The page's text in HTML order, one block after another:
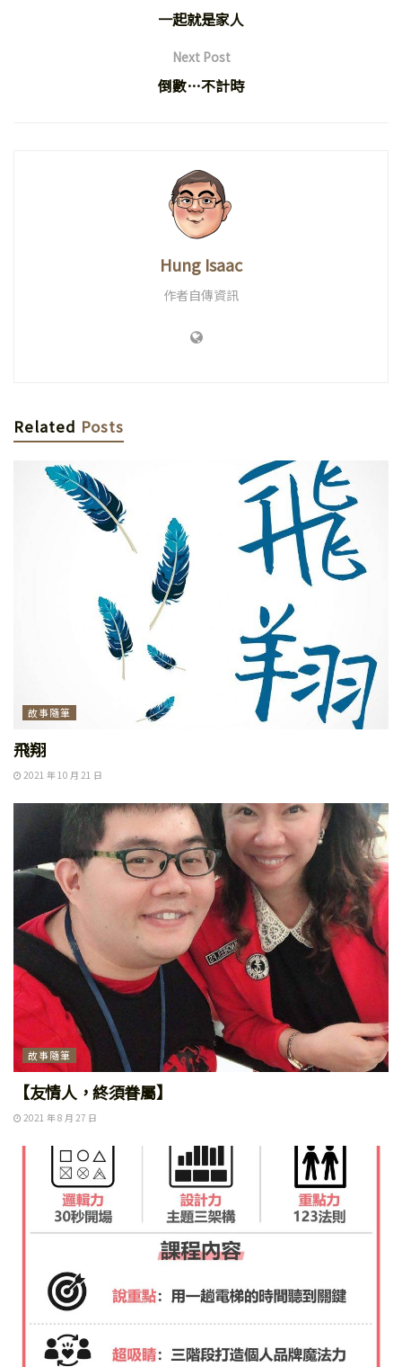
一起就是家人
Next Post
倒數…不計時
Hung Isaac
作者自傳資訊
Related Posts
故事隨筆
飛翔
2021 年 10 月 21 日
故事隨筆
【友情人，終須眷屬】
2021 年 8 月 27 日